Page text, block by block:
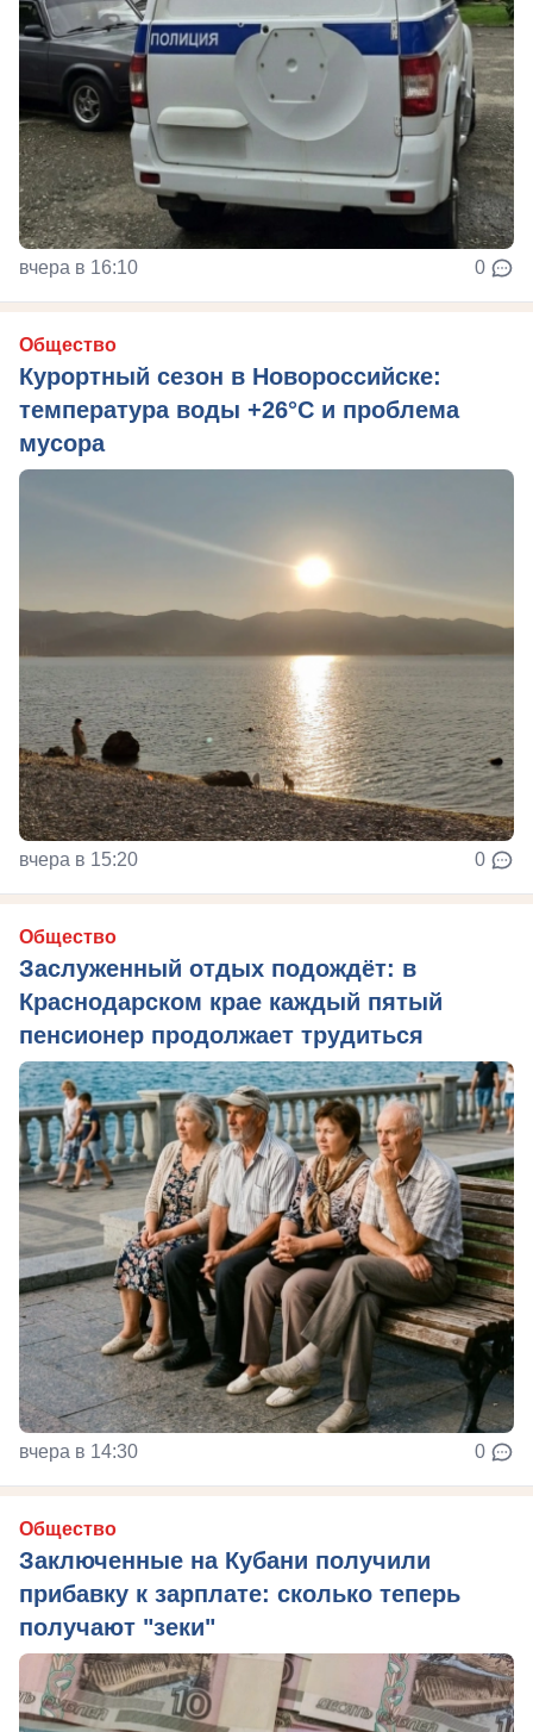
вчера в 16:10 0
Общество
Курортный сезон в Новороссийске:
температура воды +26°C и проблема
мусора
вчера в 15:20 0
Общество
Заслуженный отдых подождёт: в
Краснодарском крае каждый пятый
пенсионер продолжает трудиться
вчера в 14:30 0
Общество
Заключенные на Кубани получили
прибавку к зарплате: сколько теперь
получают "зеки"